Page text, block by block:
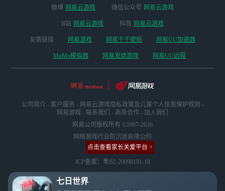
七日世界
微博 网易云游戏 微信公众号 网易云游戏
B站 网易云游戏 抖音 网易云游戏
友情链接 网易游戏 网易千千壁纸 网易UU加速器
MuMu模拟器 网易发烧游戏 网易UU远程
公司简介 - 客户服务 - 网易云游戏隐私政策及儿童个人信息保护规则 -
网易游戏 - 联系我们 - 商务合作 - 加入我们
网易公司版权所有 ©1997-2026
网络游戏行业防沉迷自律公约
点击查看家长关爱平台 >
ICP备案：粤B2-20090191-18